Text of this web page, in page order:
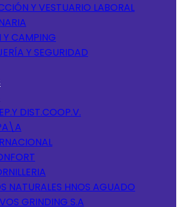
Y VESTUARIO LABORAL
Y CAMPING
Y SEGURIDAD
DIST.COOP.V.
NATURALES HNOS AGUADO
GRINDING S.A